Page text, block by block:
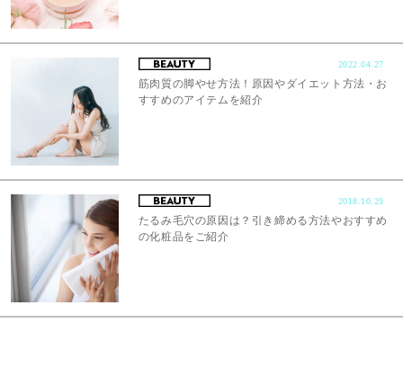
2022.04.27
筋肉質の脚やせ方法！原因やダイエット方法・お
すすめのアイテムを紹介
2018.10.29
たるみ毛穴の原因は？引き締める方法やおすすめ
の化粧品をご紹介